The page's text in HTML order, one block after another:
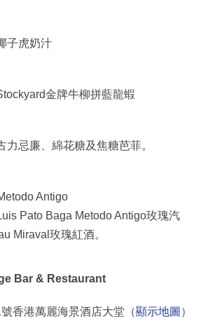
子虎奶汁
金牌牛柳拼藍龍蝦
力忌廉、綿花糖及焦糖芭菲。
Antigo
Pato Baga Metodo Antigo玫瑰汽
Miraval玫瑰紅酒。
Bar & Restaurant
香港萬麗海景酒店大堂（顯示地圖 ）